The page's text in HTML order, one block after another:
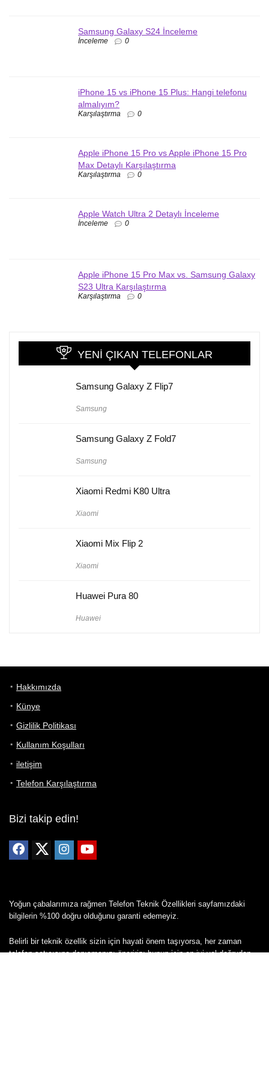
Samsung Galaxy S24 İnceleme
İnceleme 0
iPhone 15 vs iPhone 15 Plus: Hangi telefonu
almalıyım?
Karşılaştırma 0
Apple iPhone 15 Pro vs Apple iPhone 15 Pro
Max Detaylı Karşılaştırma
Karşılaştırma 0
Apple Watch Ultra 2 Detaylı İnceleme
İnceleme 0
Apple iPhone 15 Pro Max vs. Samsung Galaxy
S23 Ultra Karşılaştırma
Karşılaştırma 0
YENI ÇIKAN TELEFONLAR
Samsung Galaxy Z Flip7
Samsung
Samsung Galaxy Z Fold7
Samsung
Xiaomi Redmi K80 Ultra
Xiaomi
Xiaomi Mix Flip 2
Xiaomi
Huawei Pura 80
Huawei
Hakkımızda
Künye
Gizlilik Politikası
Kullanım Koşulları
iletişim
Telefon Karşılaştırma
Bizi takip edin!
Yoğun çabalarımıza rağmen Telefon Teknik Özellikleri sayfamızdaki
bilgilerin %100 doğru olduğunu garanti edemeyiz.
Belirli bir teknik özellik sizin için hayati önem taşıyorsa, her zaman
telefon satıcısına danışmanızı öneririz; bunun için en iyi yol doğrudan